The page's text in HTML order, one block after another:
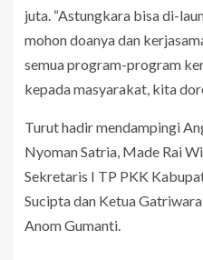
juta. “Astungkara bisa di-
mohon doanya dan
semua program-program
kepada masyarakat, kita
Turut hadir mendampingi
Nyoman Satria, Made Rai
Sekretaris I TP PKK
Sucipta dan Ketua
Anom Gumanti.